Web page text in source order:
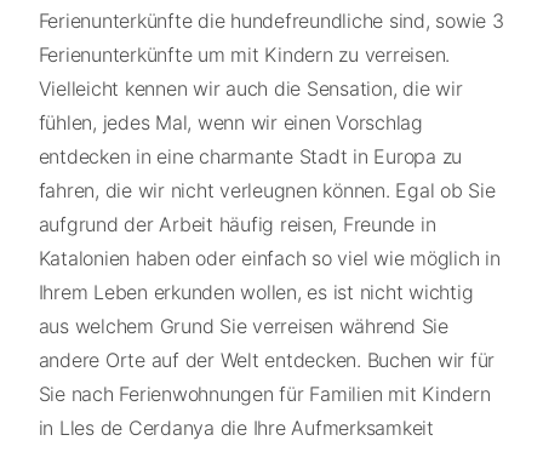
Ferienunterkünfte die hundefreundliche sind, sowie 3
Ferienunterkünfte um mit Kindern zu verreisen.
Vielleicht kennen wir auch die Sensation, die wir
fühlen, jedes Mal, wenn wir einen Vorschlag
entdecken in eine charmante Stadt in Europa zu
fahren, die wir nicht verleugnen können. Egal ob Sie
aufgrund der Arbeit häufig reisen, Freunde in
Katalonien haben oder einfach so viel wie möglich in
Ihrem Leben erkunden wollen, es ist nicht wichtig
aus welchem Grund Sie verreisen während Sie
andere Orte auf der Welt entdecken. Buchen wir für
Sie nach Ferienwohnungen für Familien mit Kindern
in Lles de Cerdanya die Ihre Aufmerksamkeit